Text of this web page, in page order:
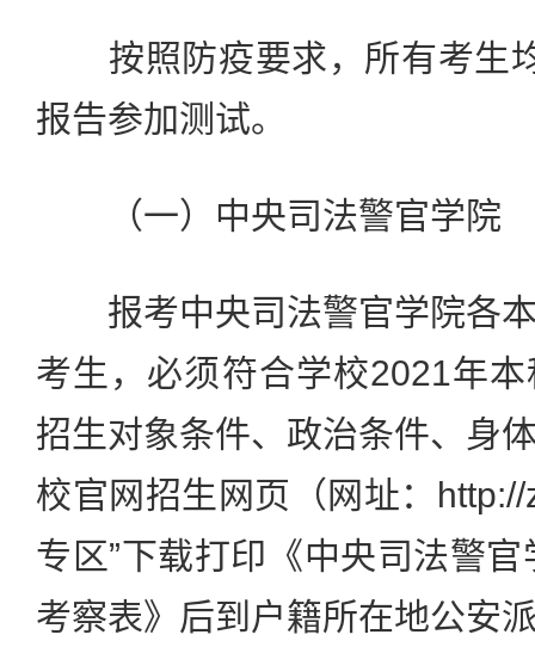
按照防疫要求，所有考生
报告参加测试。
（一）中央司法警官学院
报考中央司法警官学院各本
考生，必须符合学校2021年
招生对象条件、政治条件、身
校官网招生网页（网址：
专区”下载打印《中央司法警
考察表》后到户籍所在地公安